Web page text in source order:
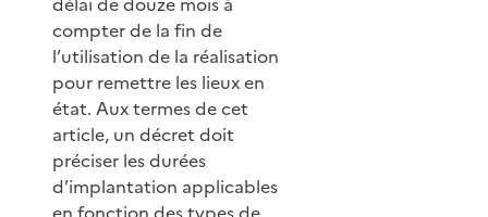
compter de la fin de
l’utilisation de la réalisation
pour remettre les lieux en
état. Aux termes de cet
article, un décret doit
préciser les durées
d’implantation applicables